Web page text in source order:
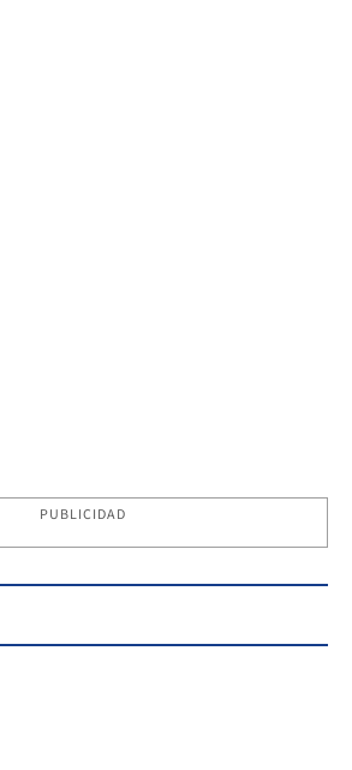
PUBLICIDAD